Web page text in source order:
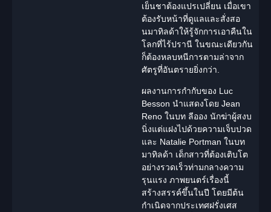
เย็นชาต้องแปรเปลี่ยน เมื่อเขา
ต้องรับหน้าที่ดูแลและสั่งสอ
นมาทิลด้าให้รู้จักการเอาคืนใน
โลกที่ไร้ปรานี ในขณะเดียวกัน
ก็ต้องหลบหนีการตามล่าจาก
ศัตรูที่อันตรายยิ่งกว่า.
ผลงานการกำกับของ Luc
Besson นำแสดงโดย Jean
Reno ในบท ลีออง นักฆ่าผู้สงบ
นิ่งแต่แฝงไปด้วยความเจ็บปวด
และ Natalie Portman ในบท
มาทิลด้า เด็กสาวที่ต้องเติบโต
อย่างรวดเร็วท่ามกลางความ
รุนแรง ภาพยนตร์เรื่องนี้
สร้างสรรค์ขึ้นในปี โดยมีต้น
กำเนิดจากประเทศฝรั่งเศส